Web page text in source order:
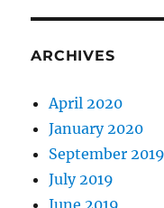
ARCHIVES
April 2020
January 2020
September 2019
July 2019
June 2019